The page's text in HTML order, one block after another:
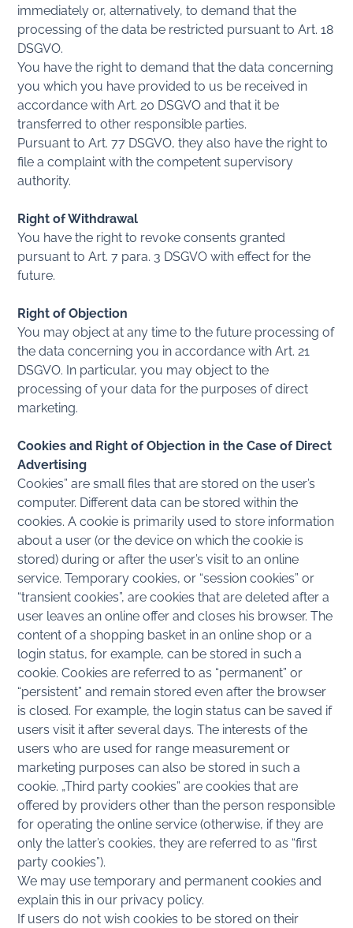
immediately or, alternatively, to demand that the
processing of the data be restricted pursuant to Art. 18
DSGVO.
You have the right to demand that the data concerning
you which you have provided to us be received in
accordance with Art. 20 DSGVO and that it be
transferred to other responsible parties.
Pursuant to Art. 77 DSGVO, they also have the right to
file a complaint with the competent supervisory
authority.
Right of Withdrawal
You have the right to revoke consents granted
pursuant to Art. 7 para. 3 DSGVO with effect for the
future.
Right of Objection
You may object at any time to the future processing of
the data concerning you in accordance with Art. 21
DSGVO. In particular, you may object to the
processing of your data for the purposes of direct
marketing.
Cookies and Right of Objection in the Case of Direct
Advertising
Cookies” are small files that are stored on the user’s
computer. Different data can be stored within the
cookies. A cookie is primarily used to store information
about a user (or the device on which the cookie is
stored) during or after the user’s visit to an online
service. Temporary cookies, or “session cookies” or
“transient cookies”, are cookies that are deleted after a
user leaves an online offer and closes his browser. The
content of a shopping basket in an online shop or a
login status, for example, can be stored in such a
cookie. Cookies are referred to as “permanent” or
“persistent” and remain stored even after the browser
is closed. For example, the login status can be saved if
users visit it after several days. The interests of the
users who are used for range measurement or
marketing purposes can also be stored in such a
cookie. „Third party cookies” are cookies that are
offered by providers other than the person responsible
for operating the online service (otherwise, if they are
only the latter’s cookies, they are referred to as “first
party cookies”).
We may use temporary and permanent cookies and
explain this in our privacy policy.
If users do not wish cookies to be stored on their